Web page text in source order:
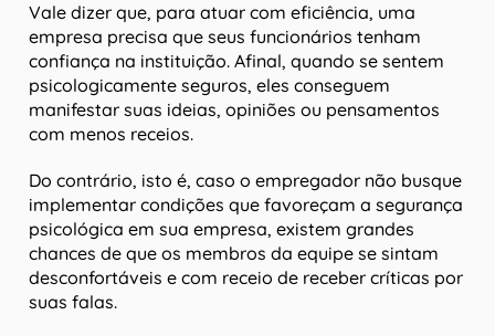
Vale dizer que, para atuar com eficiência, uma
empresa precisa que seus funcionários tenham
confiança na instituição. Afinal, quando se sentem
psicologicamente seguros, eles conseguem
manifestar suas ideias, opiniões ou pensamentos
com menos receios.
Do contrário, isto é, caso o empregador não busque
implementar condições que favoreçam a segurança
psicológica em sua empresa, existem grandes
chances de que os membros da equipe se sintam
desconfortáveis e com receio de receber críticas por
suas falas.